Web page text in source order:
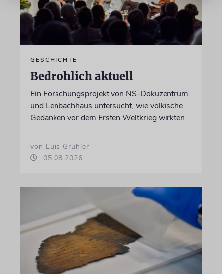
GESCHICHTE
Bedrohlich aktuell
Ein Forschungsprojekt von NS-Dokuzentrum
und Lenbachhaus untersucht, wie völkische
Gedanken vor dem Ersten Weltkrieg wirkten
von Luis Gruhler
05.08.2026